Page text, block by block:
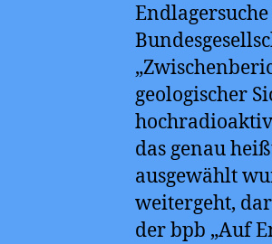
geologischer
das genau
ausgewählt
weitergeht,
der bpb „Auf